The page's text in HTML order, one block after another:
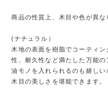
商品の性質上、木目や色が異な
(ナチュラル）
木地の表面を樹脂でコーティ
性、耐久性など満たした万能の
油モノを入れられるのも嬉しい
木目の美しさを堪能できます。